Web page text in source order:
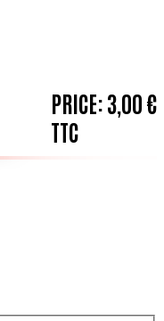
PRICE:3,00 €
TTC